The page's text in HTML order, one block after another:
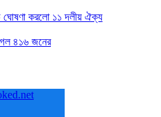
ঘোষণা করলো ১১ দলীয় ঐক্য
৪১৬ জনের